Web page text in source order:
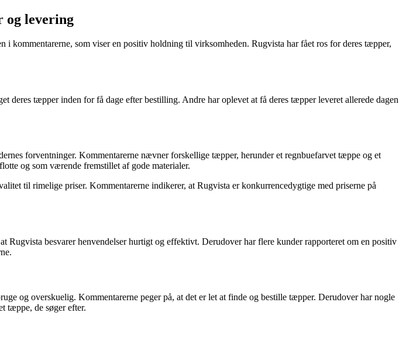
og levering
kommentarerne, som viser en positiv holdning til virksomheden. Rugvista har fået ros for deres tæpper,
tæpper inden for få dage efter bestilling. Andre har oplevet at få deres tæpper leveret allerede dagen
forventninger. Kommentarerne nævner forskellige tæpper, herunder et regnbuefarvet tæppe og et
og som værende fremstillet af gode materialer.
til rimelige priser. Kommentarerne indikerer, at Rugvista er konkurrencedygtige med priserne på
Rugvista besvarer henvendelser hurtigt og effektivt. Derudover har flere kunder rapporteret om en positiv
og overskuelig. Kommentarerne peger på, at det er let at finde og bestille tæpper. Derudover har nogle
tæppe, de søger efter.